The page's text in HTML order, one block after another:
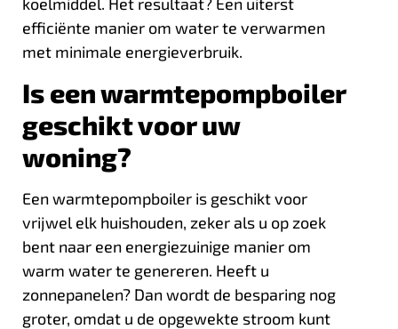
efficiënte manier om water te verwarmen
met minimale energieverbruik.
Is een warmtepompboiler
geschikt voor uw
woning?
Een warmtepompboiler is geschikt voor
vrijwel elk huishouden, zeker als u op zoek
bent naar een energiezuinige manier om
warm water te genereren. Heeft u
zonnepanelen? Dan wordt de besparing nog
groter, omdat u de opgewekte stroom kunt